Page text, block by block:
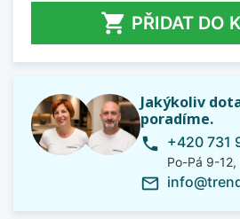
 PŘIDAT DO
Jakýkoliv
poradíme.
phone +420 731
Po-Pá 9-12,
mail_outline